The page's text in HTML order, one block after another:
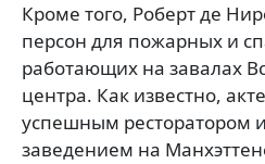
Кроме того, Роберт де
персон для пожарных и
работающих на завалах
центра. Как известно,
успешным ресторатором
заведением на